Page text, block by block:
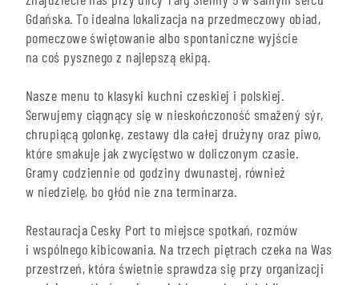
Gdańska. To idealna lokalizacja na przedmeczowy obiad,
pomeczowe świętowanie albo spontaniczne wyjście
na coś pysznego z najlepszą ekipą.
Nasze menu to klasyki kuchni czeskiej i polskiej.
Serwujemy ciągnący się w nieskończoność smažený sýr,
chrupiącą golonkę, zestawy dla całej drużyny oraz piwo,
które smakuje jak zwycięstwo w doliczonym czasie.
Gramy codziennie od godziny dwunastej, również
w niedzielę, bo głód nie zna terminarza.
Restauracja Cesky Port to miejsce spotkań, rozmów
i wspólnego kibicowania. Na trzech piętrach czeka na Was
przestrzeń, która świetnie sprawdza się przy organizacji